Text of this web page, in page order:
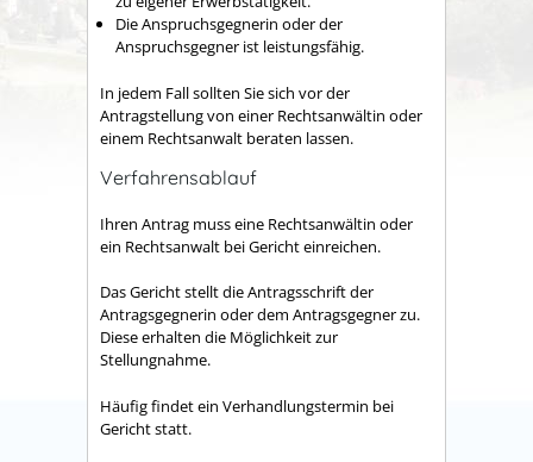
Die Anspruchsgegnerin oder der
Anspruchsgegner ist leistungsfähig.
In jedem Fall sollten Sie sich vor der
Antragstellung von einer Rechtsanwältin oder
einem Rechtsanwalt beraten lassen.
Verfahrensablauf
Ihren Antrag muss eine Rechtsanwältin oder
ein Rechtsanwalt bei Gericht einreichen.
Das Gericht stellt die Antragsschrift der
Antragsgegnerin oder dem Antragsgegner zu.
Diese erhalten die Möglichkeit zur
Stellungnahme.
Häufig findet ein Verhandlungstermin bei
Gericht statt.